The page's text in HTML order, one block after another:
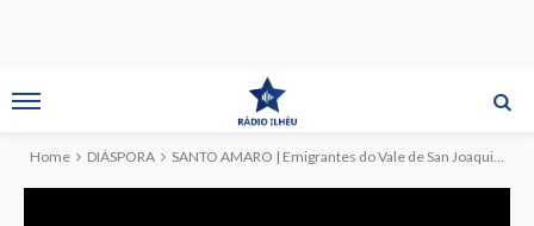
Home DIÁSPORA SANTO AMARO | Emigrantes do Vale de San Joaquim patrocinaram Tourada à Corda (c/reportagem)